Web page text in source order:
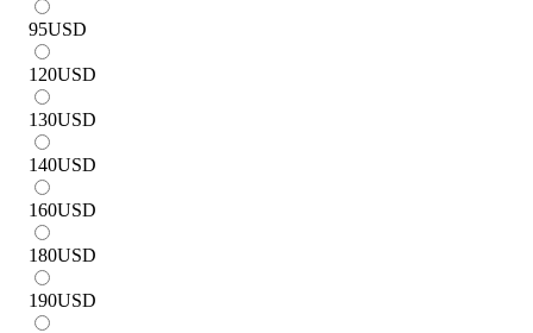
95USD
120USD
130USD
140USD
160USD
180USD
190USD